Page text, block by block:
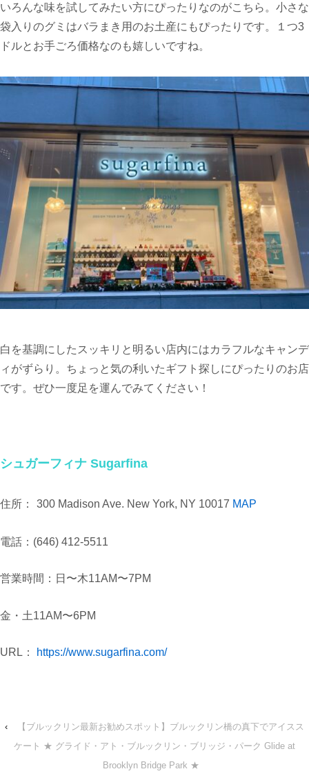
いろんな味を試してみたい方にぴったりなのがこちら。小さな
袋入りのグミはバラまき用のお土産にもぴったりです。１つ3
ドルとお手ごろ価格なのも嬉しいですね。
白を基調にしたスッキリと明るい店内にはカラフルなキャンデ
ィがずらり。ちょっと気の利いたギフト探しにぴったりのお店
です。ぜひ一度足を運んでみてください！
シュガーフィナ Sugarfina
住所： 300 Madison Ave. New York, NY 10017 MAP
電話：(646) 412-5511
営業時間：日〜木11AM〜7PM
金・土11AM〜6PM
URL： https://www.sugarfina.com/
‹
【ブルックリン最新お勧めスポット】ブルックリン橋の真下でアイスス
ケート ★ グライド・アト・ブルックリン・ブリッジ・パーク Glide at
Brooklyn Bridge Park ★